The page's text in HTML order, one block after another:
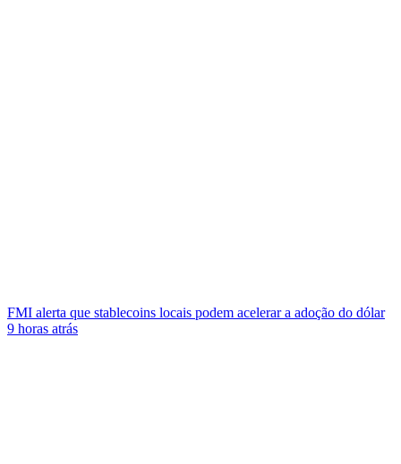
FMI alerta que stablecoins locais podem acelerar a adoção do dólar
9 horas atrás